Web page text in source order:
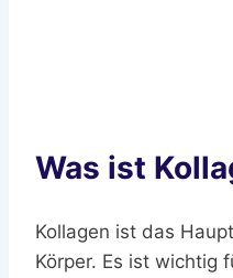
Was ist
Kollagen ist das
Körper. Es ist wichtig